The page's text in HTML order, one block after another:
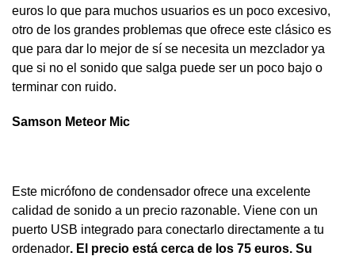
euros lo que para muchos usuarios es un poco excesivo,
otro de los grandes problemas que ofrece este clásico es
que para dar lo mejor de sí se necesita un mezclador ya
que si no el sonido que salga puede ser un poco bajo o
terminar con ruido.
Samson Meteor Mic
Este micrófono de condensador ofrece una excelente
calidad de sonido a un precio razonable. Viene con un
puerto USB integrado para conectarlo directamente a tu
ordenador. El precio está cerca de los 75 euros. Su